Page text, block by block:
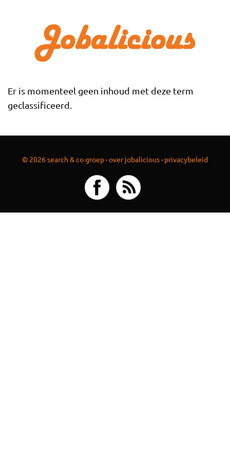
Er is momenteel geen inhoud met deze term
geclassificeerd.
© 2026 search & co groep ·over jobalicious · privacybeleid